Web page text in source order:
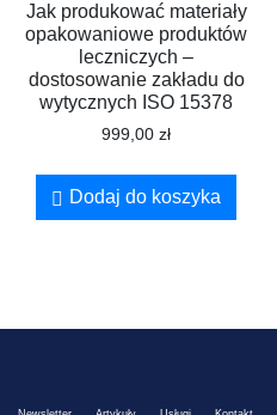
Jak produkować materiały
opakowaniowe produktów
leczniczych –
dostosowanie zakładu do
wytycznych ISO 15378
999,00zł
Dodaj do koszyka